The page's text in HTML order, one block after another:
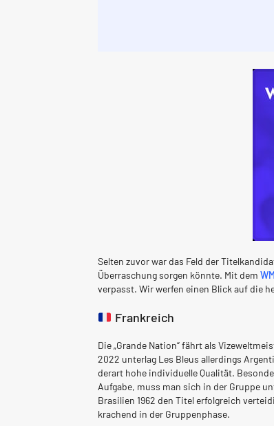
Selten zuvor war das Feld der
Überraschung sorgen könnte. Mit dem
verpasst. Wir werfen einen Blick auf die
Frankreich
Die „Grande Nation“ fährt als
2022 unterlag Les Bleus allerdings
derart hohe individuelle Qualität.
Aufgabe, muss man sich in der Gruppe
Brasilien 1962 den Titel erfolgreich
krachend in der Gruppenphase.